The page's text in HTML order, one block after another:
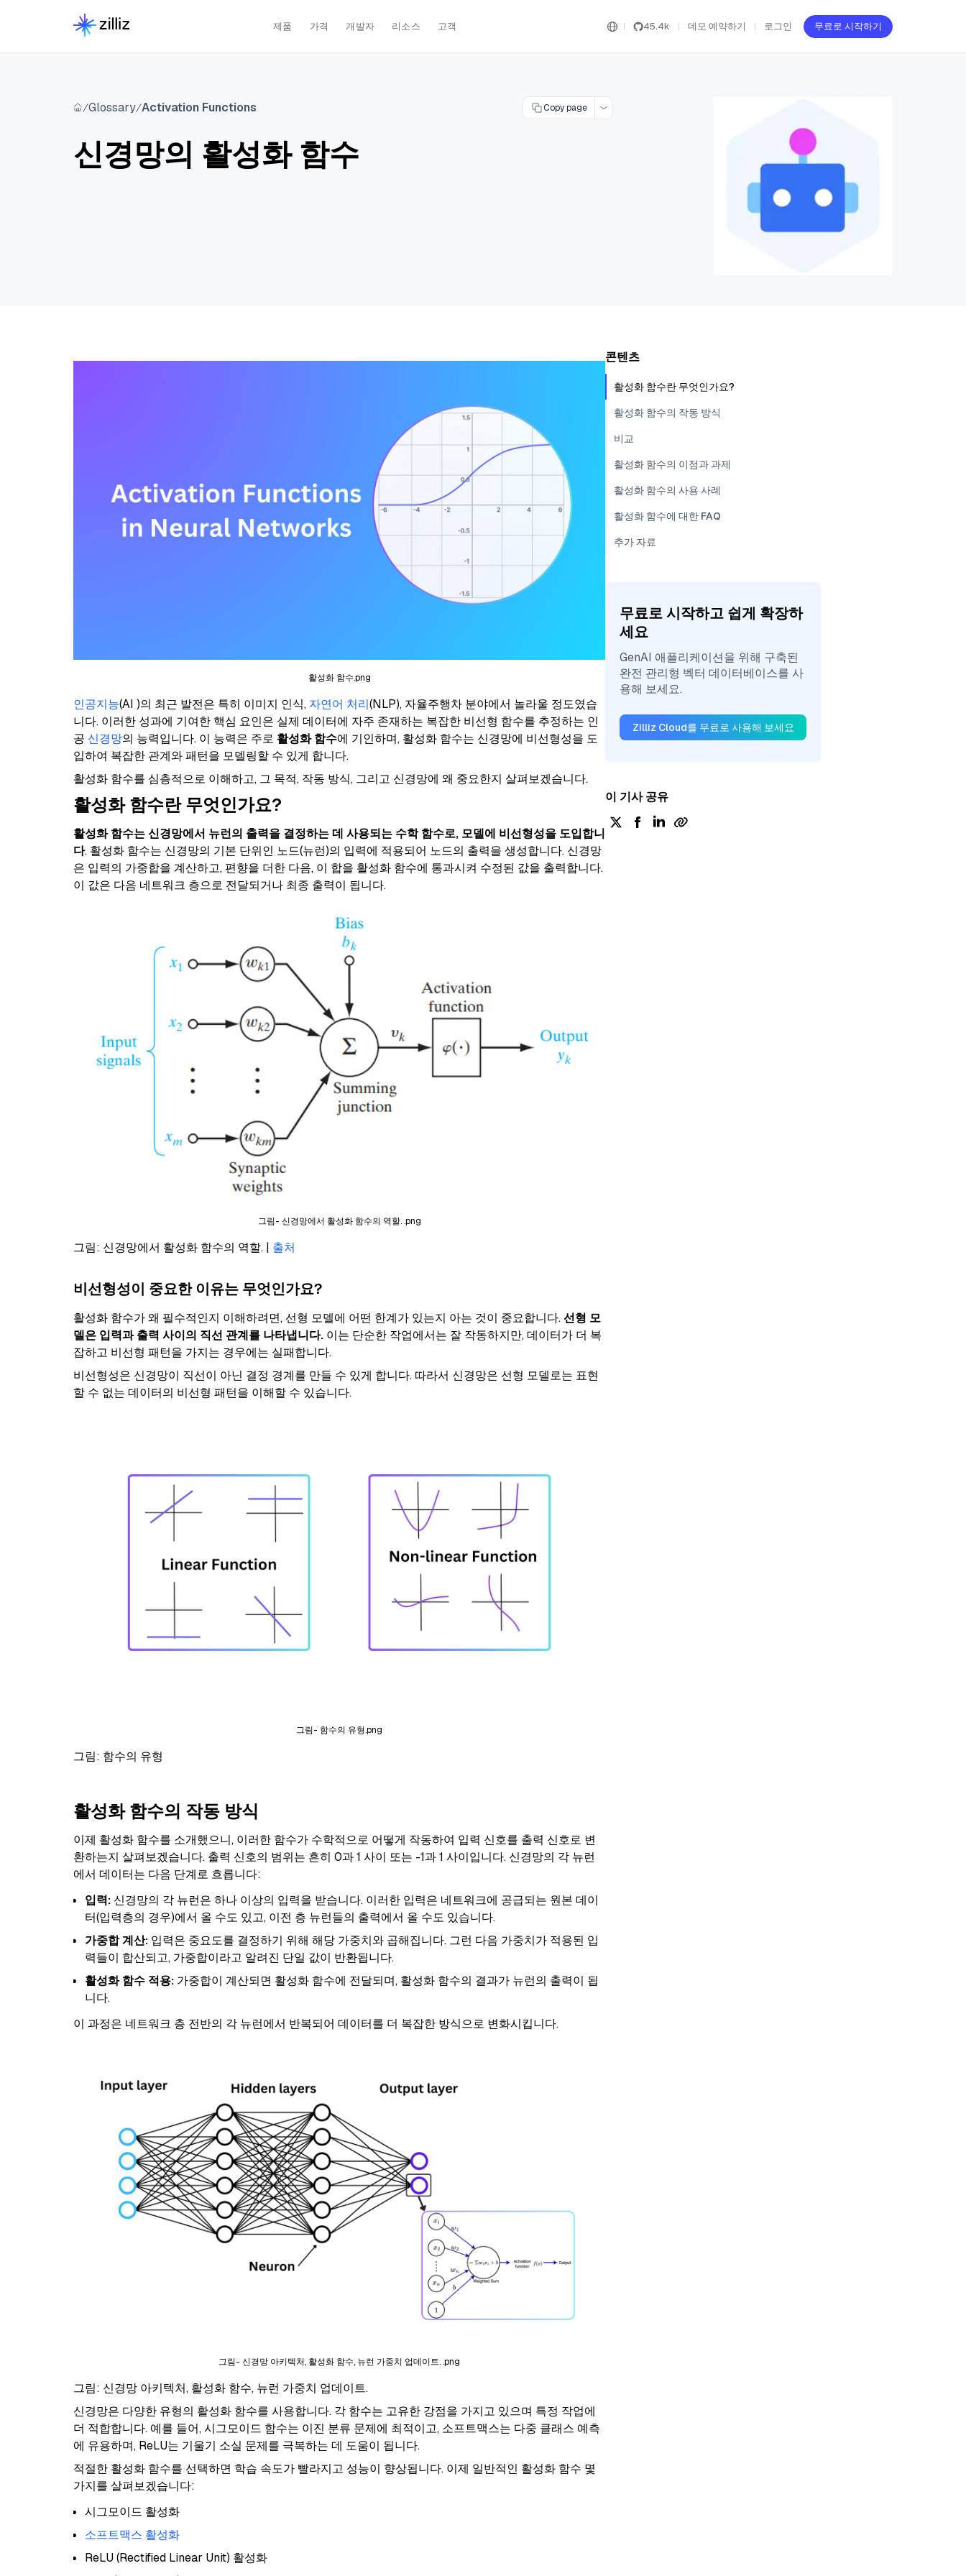
제품 가격 개발자 리소스 고객 45.4k 데모 예약하기 로그인 무료로 시작하기
Glossary Activation Functions Copy page
신경망의 활성화 함수
활성화 함수.png
인공지능(AI )의 최근 발전은 특히 이미지 인식, 자연어 처리(NLP), 자율주행차 분야에서 놀라울 정도였습
니다. 이러한 성과에 기여한 핵심 요인은 실제 데이터에 자주 존재하는 복잡한 비선형 함수를 추정하는 인
공 신경망의 능력입니다. 이 능력은 주로 활성화 함수에 기인하며, 활성화 함수는 신경망에 비선형성을 도
입하여 복잡한 관계와 패턴을 모델링할 수 있게 합니다.
활성화 함수를 심층적으로 이해하고, 그 목적, 작동 방식, 그리고 신경망에 왜 중요한지 살펴보겠습니다.
활성화 함수란 무엇인가요?
활성화 함수는 신경망에서 뉴런의 출력을 결정하는 데 사용되는 수학 함수로, 모델에 비선형성을 도입합니
다. 활성화 함수는 신경망의 기본 단위인 노드(뉴런)의 입력에 적용되어 노드의 출력을 생성합니다. 신경망
은 입력의 가중합을 계산하고, 편향을 더한 다음, 이 합을 활성화 함수에 통과시켜 수정된 값을 출력합니다.
이 값은 다음 네트워크 층으로 전달되거나 최종 출력이 됩니다.
그림- 신경망에서 활성화 함수의 역할. .png
그림: 신경망에서 활성화 함수의 역할. | 출처
비선형성이 중요한 이유는 무엇인가요?
활성화 함수가 왜 필수적인지 이해하려면, 선형 모델에 어떤 한계가 있는지 아는 것이 중요합니다.선형 모
델은 입력과 출력 사이의 직선 관계를 나타냅니다. 이는 단순한 작업에서는 잘 작동하지만, 데이터가 더 복
잡하고 비선형 패턴을 가지는 경우에는 실패합니다.
비선형성은 신경망이 직선이 아닌 결정 경계를 만들 수 있게 합니다. 따라서 신경망은 선형 모델로는 표현
할 수 없는 데이터의 비선형 패턴을 이해할 수 있습니다.
그림- 함수의 유형.png
그림: 함수의 유형
활성화 함수의 작동 방식
이제 활성화 함수를 소개했으니, 이러한 함수가 수학적으로 어떻게 작동하여 입력 신호를 출력 신호로 변
환하는지 살펴보겠습니다. 출력 신호의 범위는 흔히 0과 1 사이 또는 -1과 1 사이입니다. 신경망의 각 뉴런
에서 데이터는 다음 단계로 흐릅니다:
입력: 신경망의 각 뉴런은 하나 이상의 입력을 받습니다. 이러한 입력은 네트워크에 공급되는 원본 데이
터(입력층의 경우)에서 올 수도 있고, 이전 층 뉴런들의 출력에서 올 수도 있습니다.
가중합 계산: 입력은 중요도를 결정하기 위해 해당 가중치와 곱해집니다. 그런 다음 가중치가 적용된 입
력들이 합산되고, 가중합이라고 알려진 단일 값이 반환됩니다.
활성화 함수 적용: 가중합이 계산되면 활성화 함수에 전달되며, 활성화 함수의 결과가 뉴런의 출력이 됩
니다.
이 과정은 네트워크 층 전반의 각 뉴런에서 반복되어 데이터를 더 복잡한 방식으로 변화시킵니다.
그림- 신경망 아키텍처, 활성화 함수, 뉴런 가중치 업데이트. .png
그림: 신경망 아키텍처, 활성화 함수, 뉴런 가중치 업데이트.
신경망은 다양한 유형의 활성화 함수를 사용합니다. 각 함수는 고유한 강점을 가지고 있으며 특정 작업에
더 적합합니다. 예를 들어, 시그모이드 함수는 이진 분류 문제에 최적이고, 소프트맥스는 다중 클래스 예측
에 유용하며, ReLU는 기울기 소실 문제를 극복하는 데 도움이 됩니다.
적절한 활성화 함수를 선택하면 학습 속도가 빨라지고 성능이 향상됩니다. 이제 일반적인 활성화 함수 몇
가지를 살펴보겠습니다:
시그모이드 활성화
소프트맥스 활성화
ReLU (Rectified Linear Unit) 활성화
콘텐츠
활성화 함수란 무엇인가요?
활성화 함수의 작동 방식
비교
활성화 함수의 이점과 과제
활성화 함수의 사용 사례
활성화 함수에 대한 FAQ
추가 자료
무료로 시작하고 쉽게 확장하
세요
GenAI 애플리케이션을 위해 구축된
완전 관리형 벡터 데이터베이스를 사
용해 보세요.
Zilliz Cloud를 무료로 사용해 보세요
이 기사 공유